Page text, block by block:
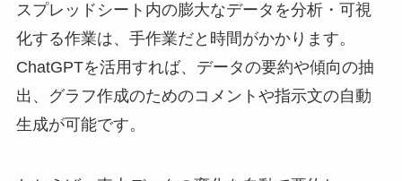
スプレッドシート内の膨大なデータを分析・可視
化する作業は、手作業だと時間がかかります。
ChatGPTを活用すれば、データの要約や傾向の抽
出、グラフ作成のためのコメントや指示文の自動
生成が可能です。